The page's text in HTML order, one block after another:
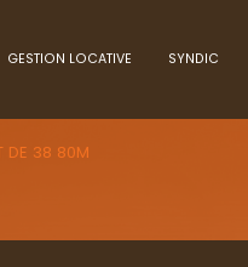
GESTION LOCATIVE SYNDIC
DE 38 80M